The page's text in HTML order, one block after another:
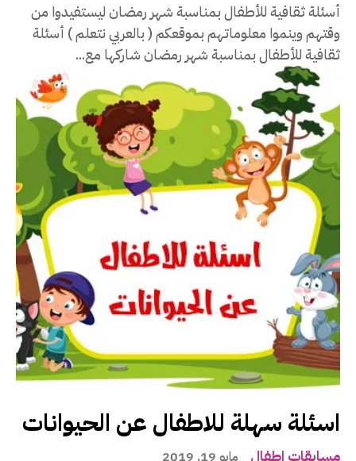
أسئلة ثقافية للأطفال بمناسبة شهر رمضان ليستفيدوا من
وقتهم وينموا معلوماتهم بموقعكم ( بالعربي نتعلم ) أسئلة
ثقافية للأطفال بمناسبة شهر رمضان شاركها مع...
اسئلة سهلة للاطفال عن الحيوانات
مسابقات اطفال